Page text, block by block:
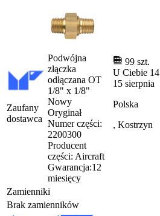
Zaufany
dostawca
Podwójna
złączka
odłączana OT
1/8" x 1/8"
Nowy
Oryginał
Numer części:
2200300
Producent
części: Aircraft
Gwarancja:12
miesięcy
99 szt.
U Ciebie 14
15 sierpnia
Polska
, Kostrzyn
Zamienniki
Brak zamienników